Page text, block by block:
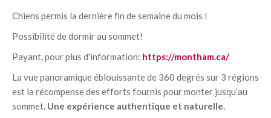
Chiens permis la dernière fin de semaine du mois !
Possibilité de dormir au sommet!
Payant, pour plus d'information: https://montham.ca/
La vue panoramique éblouissante de 360 degrés sur 3 régions
est la récompense des efforts fournis pour monter jusqu’au
sommet. Une expérience authentique et naturelle.